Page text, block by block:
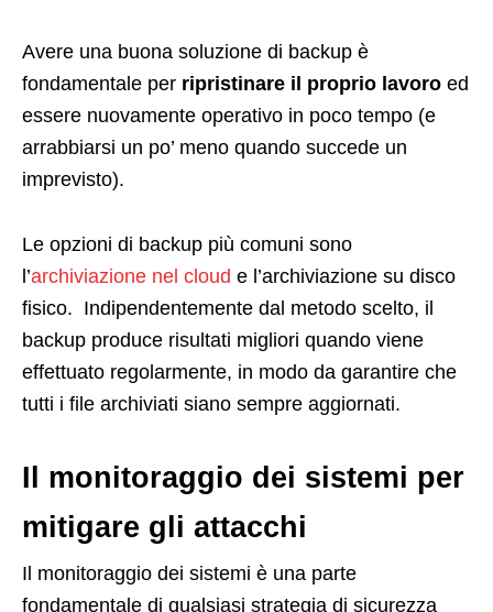
Avere una buona soluzione di backup è
fondamentale per ripristinare il proprio lavoro ed
essere nuovamente operativo in poco tempo (e
arrabbiarsi un po’ meno quando succede un
imprevisto).
Le opzioni di backup più comuni sono
l’archiviazione nel cloud e l’archiviazione su disco
fisico. Indipendentemente dal metodo scelto, il
backup produce risultati migliori quando viene
effettuato regolarmente, in modo da garantire che
tutti i file archiviati siano sempre aggiornati.
Il monitoraggio dei sistemi per
mitigare gli attacchi
Il monitoraggio dei sistemi è una parte
fondamentale di qualsiasi strategia di sicurezza